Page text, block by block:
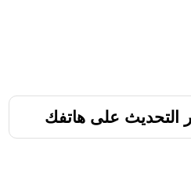
التحديث على هاتفك